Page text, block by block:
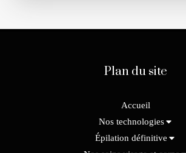
Plan du site
Accueil
Nos technologies
Épilation définitive